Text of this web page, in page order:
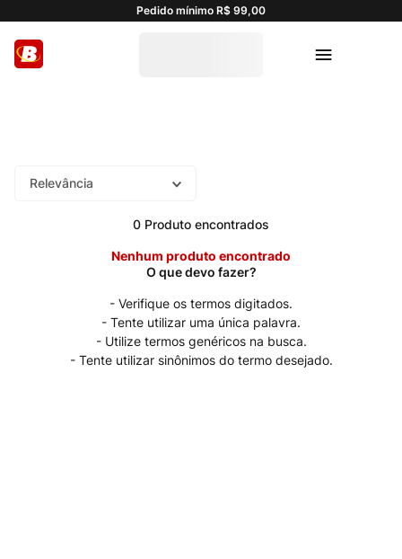
Pedido mínimo R$ 99,00
Relevância
0 Produto
Nenhum produto encontrado
Verifique os termos digitados.
Tente utilizar uma única palavra.
Utilize termos genéricos na busca.
Tente utilizar sinônimos do termo desejado.